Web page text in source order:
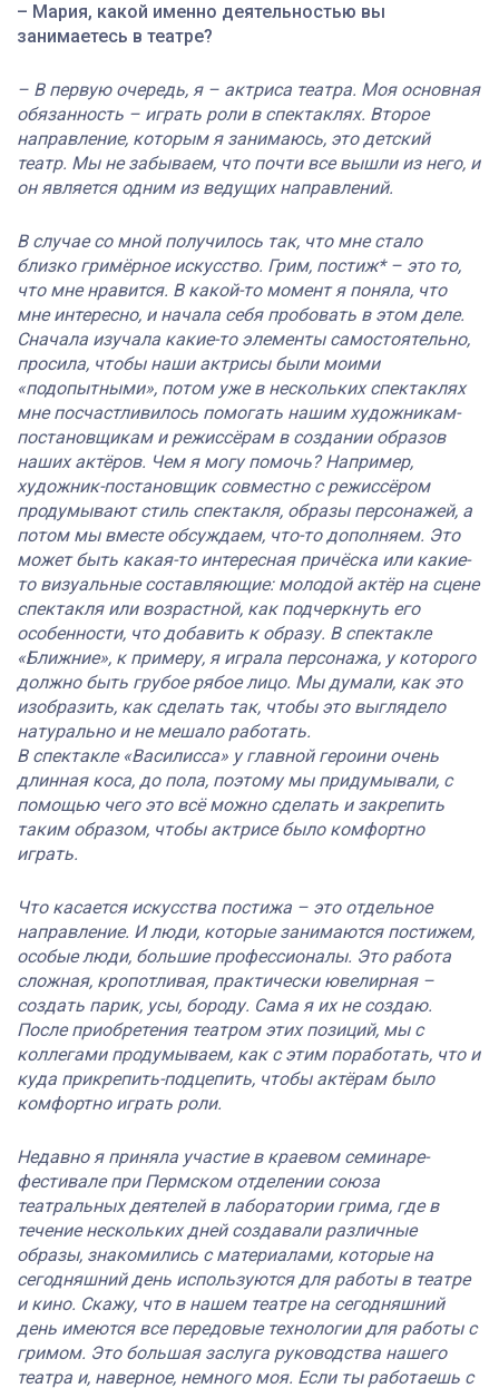
– Мария, какой именно деятельностью вы
занимаетесь в театре?
– В первую очередь, я – актриса театра. Моя основная
обязанность – играть роли в спектаклях. Второе
направление, которым я занимаюсь, это детский
театр. Мы не забываем, что почти все вышли из него, и
он является одним из ведущих направлений.
В случае со мной получилось так, что мне стало
близко гримёрное искусство. Грим, постиж* – это то,
что мне нравится. В какой-то момент я поняла, что
мне интересно, и начала себя пробовать в этом деле.
Сначала изучала какие-то элементы самостоятельно,
просила, чтобы наши актрисы были моими
«подопытными», потом уже в нескольких спектаклях
мне посчастливилось помогать нашим художникам-
постановщикам и режиссёрам в создании образов
наших актёров. Чем я могу помочь? Например,
художник-постановщик совместно с режиссёром
продумывают стиль спектакля, образы персонажей, а
потом мы вместе обсуждаем, что-то дополняем. Это
может быть какая-то интересная причёска или какие-
то визуальные составляющие: молодой актёр на сцене
спектакля или возрастной, как подчеркнуть его
особенности, что добавить к образу. В спектакле
«Ближние», к примеру, я играла персонажа, у которого
должно быть грубое рябое лицо. Мы думали, как это
изобразить, как сделать так, чтобы это выглядело
натурально и не мешало работать.
В спектакле «Василисса» у главной героини очень
длинная коса, до пола, поэтому мы придумывали, с
помощью чего это всё можно сделать и закрепить
таким образом, чтобы актрисе было комфортно
играть.
Что касается искусства постижа – это отдельное
направление. И люди, которые занимаются постижем,
особые люди, большие профессионалы. Это работа
сложная, кропотливая, практически ювелирная –
создать парик, усы, бороду. Сама я их не создаю.
После приобретения театром этих позиций, мы с
коллегами продумываем, как с этим поработать, что и
куда прикрепить-подцепить, чтобы актёрам было
комфортно играть роли.
Недавно я приняла участие в краевом семинаре-
фестивале при Пермском отделении союза
театральных деятелей в лаборатории грима, где в
течение нескольких дней создавали различные
образы, знакомились с материалами, которые на
сегодняшний день используются для работы в театре
и кино. Скажу, что в нашем театре на сегодняшний
день имеются все передовые технологии для работы с
гримом. Это большая заслуга руководства нашего
театра и, наверное, немного моя. Если ты работаешь с